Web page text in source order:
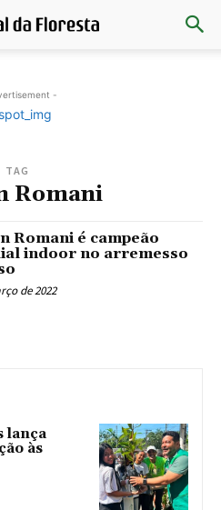
-
TAG
Romani
Romani é campeão
indoor no arremesso
de 2022
lança
às